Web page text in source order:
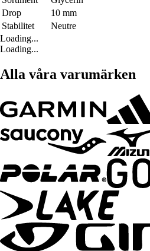
Drop
10 mm
Stabilitet
Neutre
Loading...
Loading...
Alla våra varumärken